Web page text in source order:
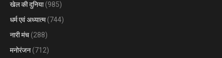
खेल की दुनिया(985)
धर्म एवं अध्यात्म(744)
नारी मंच (288)
मनोरंजन (712)